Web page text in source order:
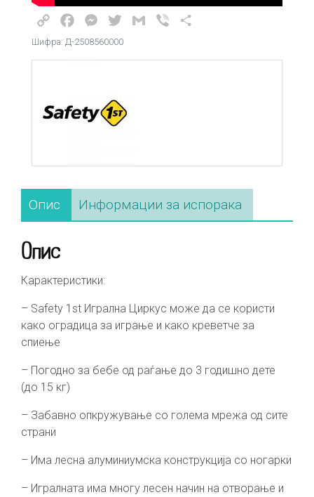
Copy
Link
FacebookMessenger
TwitterGmail Viber
Шифра: Д-2508560000
Опис Информации за испорака
Опис
Карактеристики:
– Safety 1st Игрална Циркус може да се користи
како оградица за играње и како креветче за
спиење
– Погодно за бебе од раѓање до 3 годишно дете
(до 15 кг)
– Забавно опкружување со голема мрежа од сите
страни
– Има лесна алуминиумска конструкција со ногарки
– Игралната има многу лесен начин на отворање и